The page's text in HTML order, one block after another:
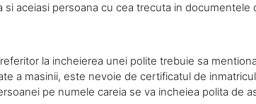
si aceiasi persoana cu cea trecuta in documentele
la incheierea unei polite trebuie sa
a masinii, este nevoie de certificatul de
pe numele careia se va incheiea polita de